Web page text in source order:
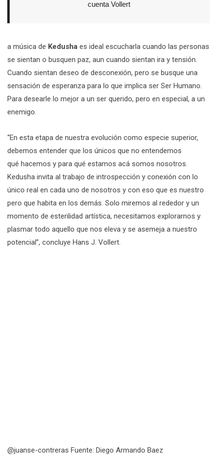
cuenta Vollert
a música de Kedusha es ideal escucharla cuando las personas
se sientan o busquen paz, aun cuando sientan ira y tensión.
Cuando sientan deseo de desconexión, pero se busque una
sensación de esperanza para lo que implica ser Ser Humano.
Para desearle lo mejor a un ser querido, pero en especial, a un
enemigo.
“En esta etapa de nuestra evolución como especie superior,
debemos entender que los únicos que no entendemos
qué hacemos y para qué estamos acá somos nosotros.
Kedusha invita al trabajo de introspección y conexión con lo
único real en cada uno de nosotros y con eso que es nuestro
pero que habita en los demás. Solo miremos al rededor y un
momento de esterilidad artística, necesitamos explorarnos y
plasmar todo aquello que nos eleva y se asemeja a nuestro
potencial”, concluye Hans J. Vollert.
@juanse-contreras Fuente: Diego Armando Baez